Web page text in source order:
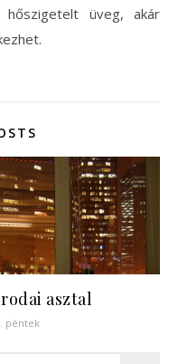
üveg, akár
asztal
péntek